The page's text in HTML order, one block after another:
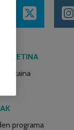
BULETINA
ekaina
programa